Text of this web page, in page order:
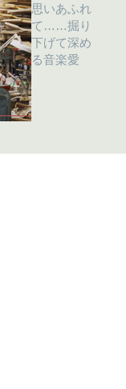
思いあふれ
て……掘り
下げて深め
る音楽愛